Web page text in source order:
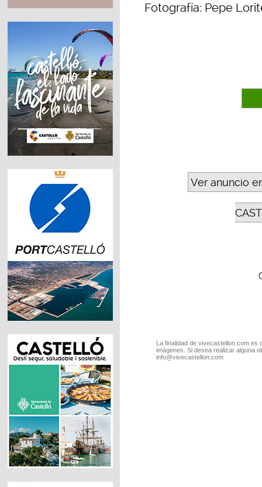
Fotografía:
Ver anuncio
La finalidad de vivecastellon.com
imágenes. Si desea realizar alguna
info@vivecastellon.com